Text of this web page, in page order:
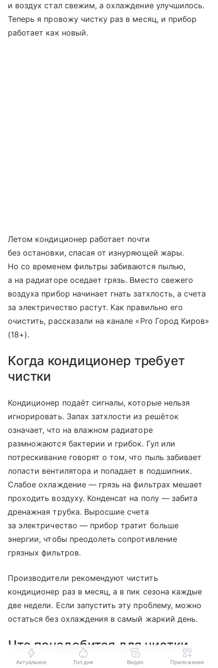
и воздух стал свежим, а охлаждение улучшилось.
Теперь я провожу чистку раз в месяц, и прибор
работает как новый.
Летом кондиционер работает почти
без остановки, спасая от изнуряющей жары.
Но со временем фильтры забиваются пылью,
а на радиаторе оседает грязь. Вместо свежего
воздуха прибор начинает гнать затхлость, а счета
за электричество растут. Как правильно его
очистить, рассказали на канале «Pro Город Киров»
(18+).
Когда кондиционер требует
чистки
Кондиционер подаёт сигналы, которые нельзя
игнорировать. Запах затхлости из решёток
означает, что на влажном радиаторе
размножаются бактерии и грибок. Гул или
потрескивание говорят о том, что пыль забивает
лопасти вентилятора и попадает в подшипник.
Слабое охлаждение — грязь на фильтрах мешает
проходить воздуху. Конденсат на полу — забита
дренажная трубка. Выросшие счета
за электричество — прибор тратит больше
энергии, чтобы преодолеть сопротивление
грязных фильтров.
Производители рекомендуют чистить
кондиционер раз в месяц, а в пик сезона каждые
две недели. Если запустить эту проблему, можно
остаться без охлаждения в самый жаркий день.
Что понадобится для чистки
Актуальное Топ дня Видео Приложение